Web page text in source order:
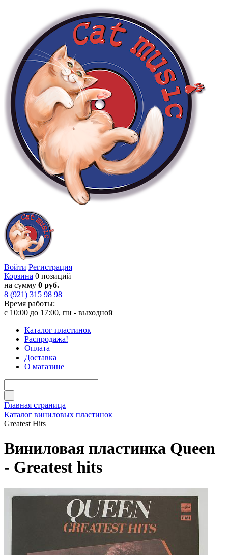
Войти Регистрация
Корзина 0 позиций
на сумму 0 руб.
8 (921) 315 98 98
Время работы:
с 10:00 до 17:00, пн - выходной
Каталог пластинок
Распродажа!
Оплата
Доставка
О магазине
Главная страница
Каталог виниловых пластинок
Greatest Hits
Виниловая пластинка Queen
- Greatest hits